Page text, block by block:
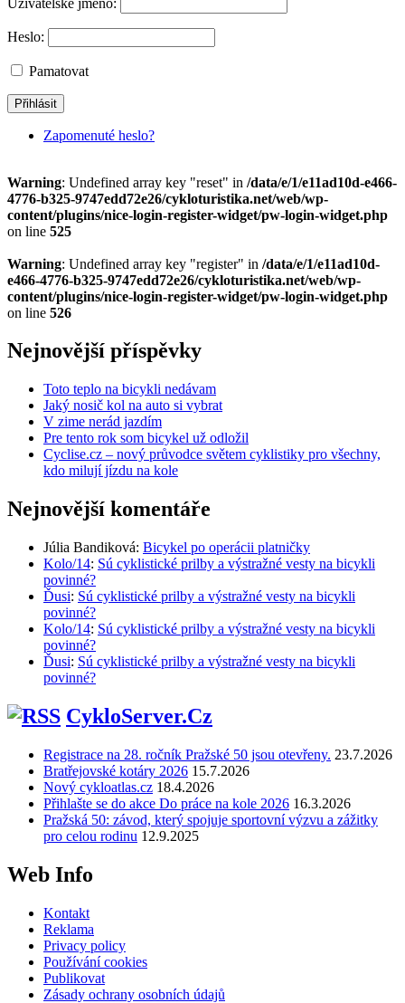
Heslo:
Pamatovat
Zapomenuté heslo?
Warning: Undefined array key "reset" in /data/e/1/e11ad10d-e466-
4776-b325-9747edd72e26/cykloturistika.net/web/wp-
content/plugins/nice-login-register-widget/pw-login-widget.php
on line 525
Warning: Undefined array key "register" in /data/e/1/e11ad10d-
e466-4776-b325-9747edd72e26/cykloturistika.net/web/wp-
content/plugins/nice-login-register-widget/pw-login-widget.php
on line 526
Nejnovější příspěvky
Toto teplo na bicykli nedávam
Jaký nosič kol na auto si vybrat
V zime nerád jazdím
Pre tento rok som bicykel už odložil
Cyclise.cz – nový průvodce světem cyklistiky pro všechny,
kdo milují jízdu na kole
Nejnovější komentáře
Júlia Bandiková: Bicykel po operácii platničky
Kolo/14: Sú cyklistické prilby a výstražné vesty na bicykli
povinné?
Ďusi: Sú cyklistické prilby a výstražné vesty na bicykli
povinné?
Kolo/14: Sú cyklistické prilby a výstražné vesty na bicykli
povinné?
Ďusi: Sú cyklistické prilby a výstražné vesty na bicykli
povinné?
CykloServer.Cz
Registrace na 28. ročník Pražské 50 jsou otevřeny. 23.7.2026
Bratřejovské kotáry 2026 15.7.2026
Nový cykloatlas.cz 18.4.2026
Přihlašte se do akce Do práce na kole 2026 16.3.2026
Pražská 50: závod, který spojuje sportovní výzvu a zážitky
pro celou rodinu 12.9.2025
Web Info
Kontakt
Reklama
Privacy policy
Používání cookies
Publikovat
Zásady ochrany osobních údajů